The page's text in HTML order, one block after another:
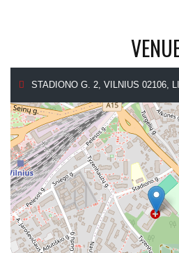
STADIONO G. 2, VILNIUS 02106,